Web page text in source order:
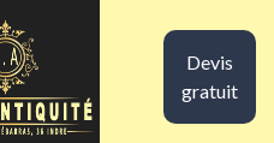
Devis
gratuit